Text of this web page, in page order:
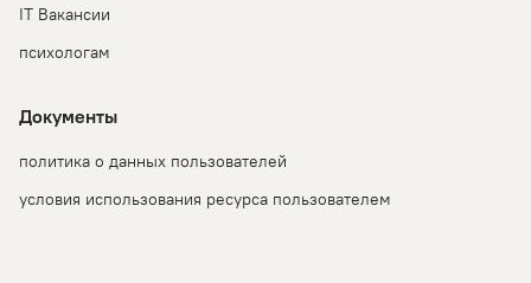
IT Вакансии
психологам
Документы
политика о данных пользователей
условия использования ресурса пользователем